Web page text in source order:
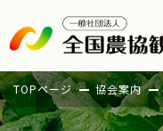
TOPページ 協会案内